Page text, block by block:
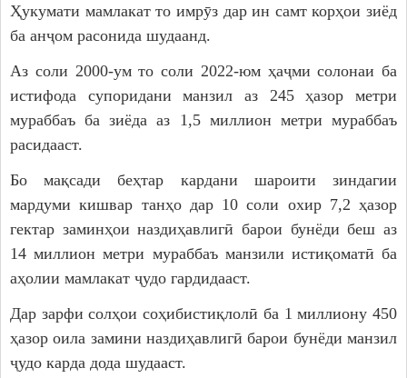
Ҳукумати мамлакат то имрӯз дар ин самт корҳои зиёд
ба анҷом расонида шудаанд.
Аз соли 2000-ум то соли 2022-юм ҳаҷми солонаи ба
истифода супоридани манзил аз 245 ҳазор метри
мураббаъ ба зиёда аз 1,5 миллион метри мураббаъ
расидааст.
Бо мақсади беҳтар кардани шароити зиндагии
мардуми кишвар танҳо дар 10 соли охир 7,2 ҳазор
гектар заминҳои наздиҳавлигӣ барои бунёди беш аз
14 миллион метри мураббаъ манзили истиқоматӣ ба
аҳолии мамлакат ҷудо гардидааст.
Дар зарфи солҳои соҳибистиқлолӣ ба 1 миллиону 450
ҳазор оила замини наздиҳавлигӣ барои бунёди манзил
ҷудо карда дода шудааст.